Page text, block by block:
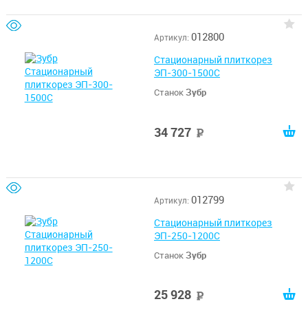
Артикул: 012800
Стационарный плиткорез
ЭП-300-1500С
СтанокЗубр
34 727
Артикул: 012799
Стационарный плиткорез
ЭП-250-1200С
СтанокЗубр
25 928